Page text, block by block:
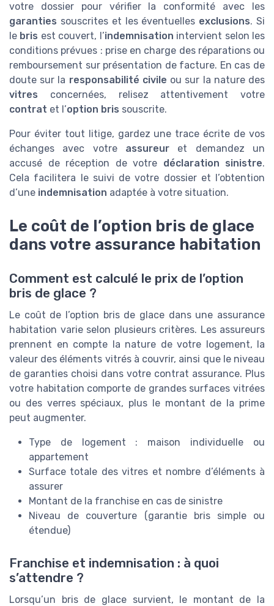
votre dossier pour vérifier la conformité avec les
garanties souscrites et les éventuelles exclusions. Si
le bris est couvert, l’indemnisation intervient selon les
conditions prévues : prise en charge des réparations ou
remboursement sur présentation de facture. En cas de
doute sur la responsabilité civile ou sur la nature des
vitres concernées, relisez attentivement votre
contrat et l’option bris souscrite.
Pour éviter tout litige, gardez une trace écrite de vos
échanges avec votre assureur et demandez un
accusé de réception de votre déclaration sinistre.
Cela facilitera le suivi de votre dossier et l’obtention
d’une indemnisation adaptée à votre situation.
Le coût de l’option bris de glace
dans votre assurance habitation
Comment est calculé le prix de l’option
bris de glace ?
Le coût de l’option bris de glace dans une assurance
habitation varie selon plusieurs critères. Les assureurs
prennent en compte la nature de votre logement, la
valeur des éléments vitrés à couvrir, ainsi que le niveau
de garanties choisi dans votre contrat assurance. Plus
votre habitation comporte de grandes surfaces vitrées
ou des verres spéciaux, plus le montant de la prime
peut augmenter.
Type de logement : maison individuelle ou
appartement
Surface totale des vitres et nombre d’éléments à
assurer
Montant de la franchise en cas de sinistre
Niveau de couverture (garantie bris simple ou
étendue)
Franchise et indemnisation : à quoi
s’attendre ?
Lorsqu’un bris de glace survient, le montant de la